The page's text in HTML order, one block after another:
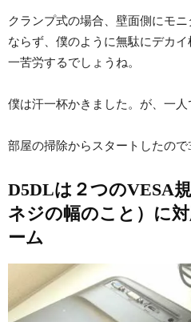
クランプ式の場合、壁面側にモ
ならず、僕のように無駄にデカ
一苦労するでしょうね。
僕は汗一杯かきました。が、一人
部屋の掃除からスタートしたので
D5DLは２つのVESA
ネジの幅のこと）に
ーム